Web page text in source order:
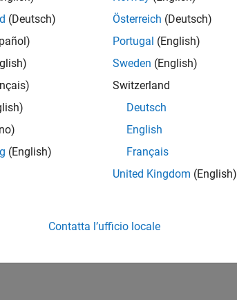
(Deutsch)
(English)
Österreich (Deutsch)
Portugal (English)
Sweden (English)
Switzerland
Deutsch
English
Français
United Kingdom (English)
Contatta l’ufficio locale